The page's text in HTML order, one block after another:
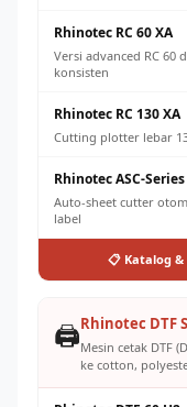
Rhinotec RC 60 XA
Versi advanced RC
konsisten
Rhinotec RC 130 XA
Cutting plotter lebar
Rhinotec ASC-Series
Auto-sheet cutter
label
📋 Katalog
🖨️Rhinotec DTF
Mesin cetak DTF
ke cotton,